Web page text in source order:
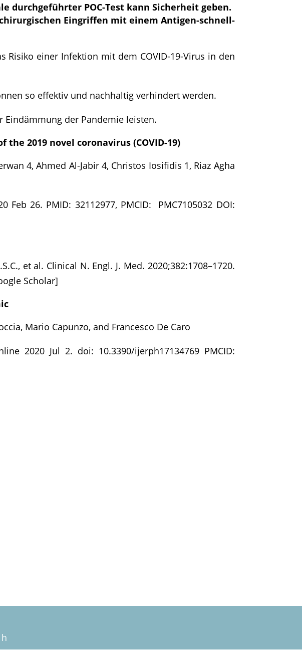
POC-Test kann Sicherheit geben.
Eingriffen mit einem Antigen-schnell-
Risiko einer Infektion mit dem COVID-19-Virus in den
so effektiv und nachhaltig verhindert werden.
der Pandemie leisten.
2019 novel coronavirus (COVID-19)
4, Ahmed Al-Jabir 4, Christos Iosifidis 1, Riaz Agha
Feb 26. PMID: 32112977, PMCID: PMC7105032 DOI:
et al. Clinical N. Engl. J. Med. 2020;382:1708–1720.
Scholar]
Mario Capunzo, and Francesco De Caro
2020 Jul 2. doi: 10.3390/ijerph17134769 PMCID: